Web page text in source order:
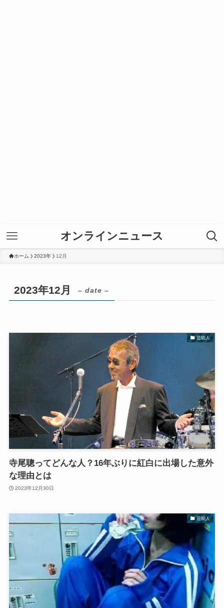
オンラインニュース
ホーム 2023年 12月
2023年12月 – date –
芸能人
寺尾聰ってどんな人？16年ぶりに紅白に出場した意外
な理由とは
2023年12月30日
芸能人